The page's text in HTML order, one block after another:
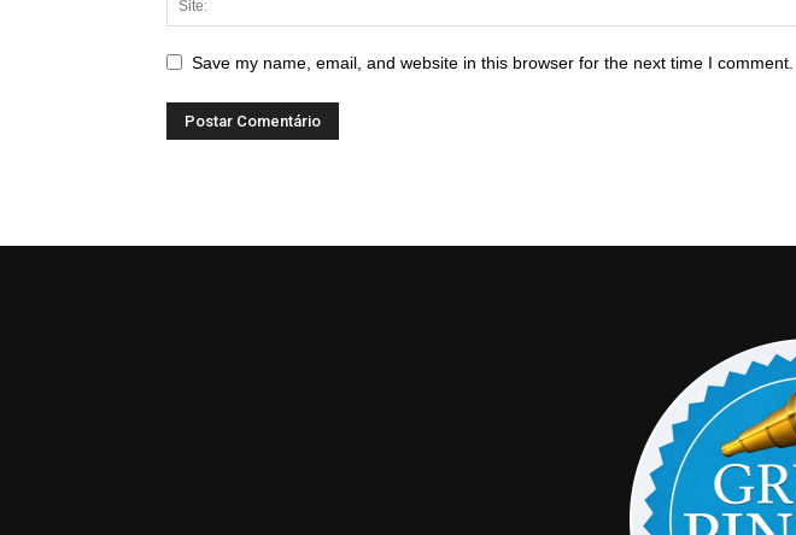
Save my name, email, and website in this browser for the next time I comment.